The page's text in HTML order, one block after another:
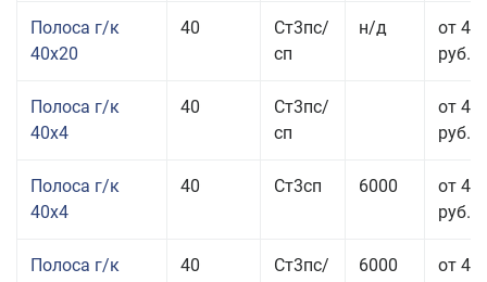
Полоса г/к
40x20
40
Ст3пс/
сп
н/д
от 44
руб.
Полоса г/к
40x4
40
Ст3пс/
сп
от 42
руб.
Полоса г/к
40x4
40 Ст3сп 6000
от 42
руб.
Полоса г/к
40
Ст3пс/
6000
от 43